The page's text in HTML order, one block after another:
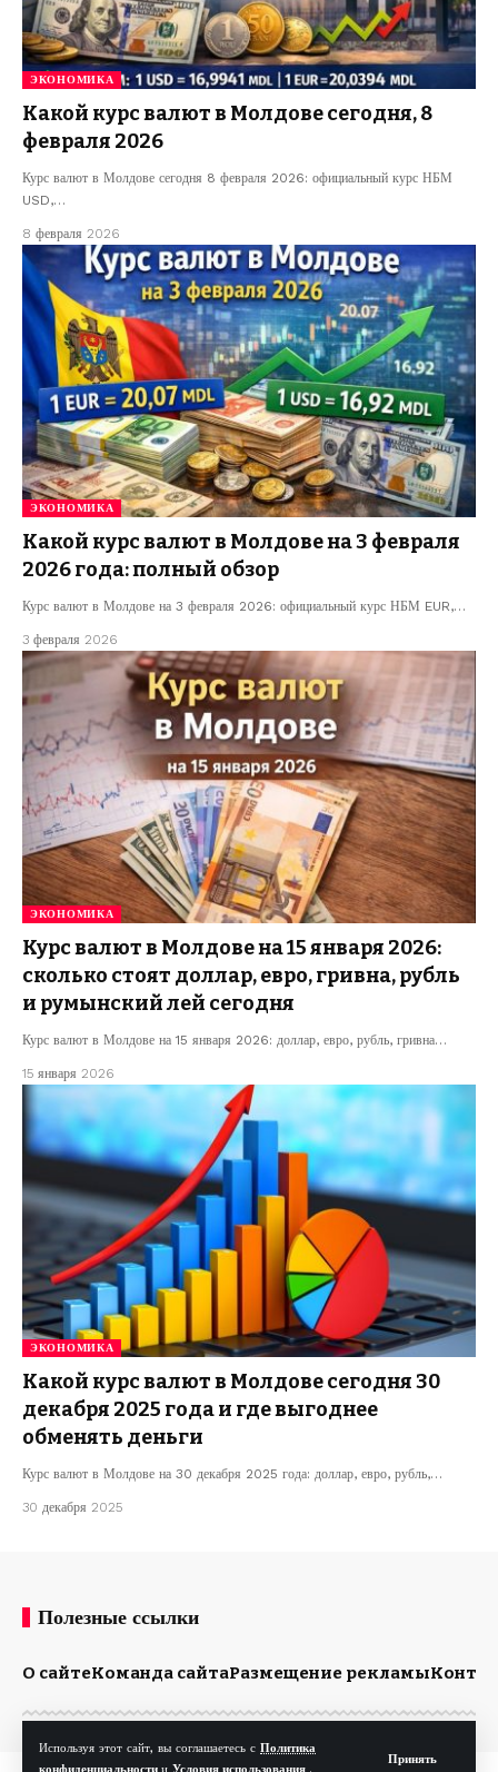
Используя этот сайт, вы соглашаетесь с Политика
Принять
ЭКОНОМИКА
Какой курс валют в Молдове сегодня, 8
февраля 2026
Курс валют в Молдове сегодня 8 февраля 2026: официальный курс НБМ
USD,…
8 февраля 2026
ЭКОНОМИКА
Какой курс валют в Молдове на 3 февраля
2026 года: полный обзор
Курс валют в Молдове на 3 февраля 2026: официальный курс НБМ EUR,…
3 февраля 2026
ЭКОНОМИКА
Курс валют в Молдове на 15 января 2026:
сколько стоят доллар, евро, гривна, рубль
и румынский лей сегодня
Курс валют в Молдове на 15 января 2026: доллар, евро, рубль, гривна…
15 января 2026
ЭКОНОМИКА
Какой курс валют в Молдове сегодня 30
декабря 2025 года и где выгоднее
обменять деньги
Курс валют в Молдове на 30 декабря 2025 года: доллар, евро, рубль,…
30 декабря 2025
Полезные ссылки
О сайтеКоманда сайтаРазмещение рекламы